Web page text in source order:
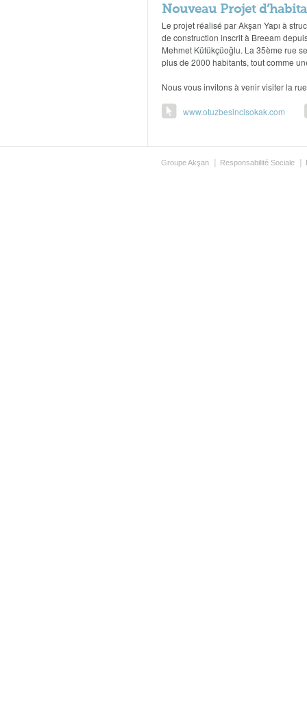
Nouveau Projet
Le projet réalisé par Akşan Yapı à
de construction inscrit à Breeam
Mehmet Kütükçüoğlu. La 35ème rue
plus de 2000 habitants, tout comme
Nous vous invitons à venir visiter la
www.otuzbesincisokak.com
Groupe Akşan Responsabilité Sociale